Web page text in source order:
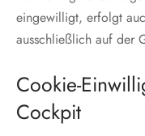
eingewilligt, erfolgt
ausschließlich auf der
Cookie-
Cockpit